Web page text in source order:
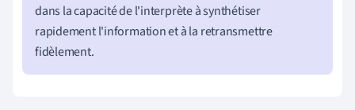
dans la capacité de l'interprète à synthétiser
rapidement l'information et à la retransmettre
fidèlement.